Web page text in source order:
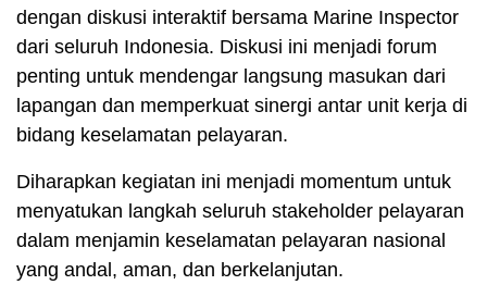
dengan diskusi interaktif bersama Marine Inspector
dari seluruh Indonesia. Diskusi ini menjadi forum
penting untuk mendengar langsung masukan dari
lapangan dan memperkuat sinergi antar unit kerja di
bidang keselamatan pelayaran.
Diharapkan kegiatan ini menjadi momentum untuk
menyatukan langkah seluruh stakeholder pelayaran
dalam menjamin keselamatan pelayaran nasional
yang andal, aman, dan berkelanjutan.